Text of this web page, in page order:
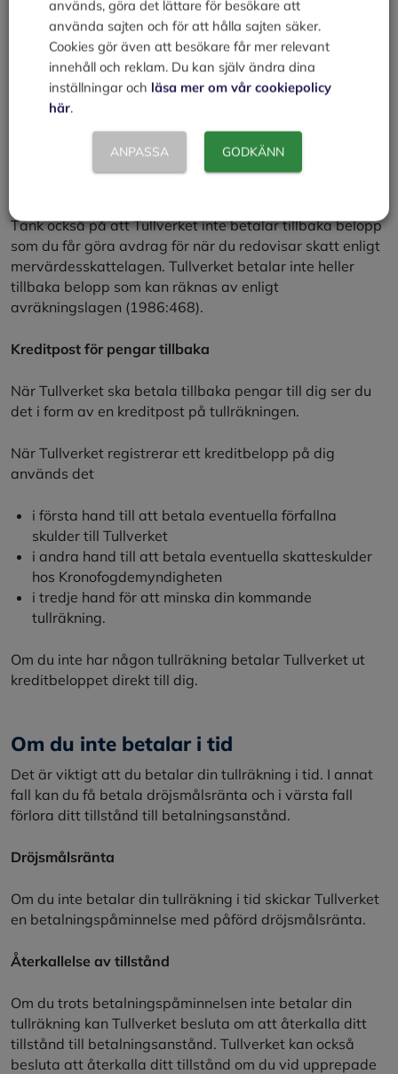
Kontakta Tullverket för att ta reda på vilken tidsfrist som
gäller just ditt ärende.
Betala ändå
begär ändring. Om din begäran leder till att Tullverket
ändrar sitt beslut får du tillbaka det inbetalade beloppet
Tänk också på att Tullverket inte betalar tillbaka belopp
som du får göra avdrag för när du redovisar skatt enligt
mervärdesskattelagen. Tullverket betalar inte heller
tillbaka belopp som kan räknas av enligt
avräkningslagen (1986:468).
Kreditpost för pengar tillbaka
När Tullverket ska betala tillbaka pengar till dig ser du
det i form av en kreditpost på tullräkningen.
När Tullverket registrerar ett kreditbelopp på dig
används det
i första hand till att betala eventuella förfallna
skulder till Tullverket
i andra hand till att betala eventuella skatteskulder
hos Kronofogdemyndigheten
i tredje hand för att minska din kommande
tullräkning.
Om du inte har någon tullräkning betalar Tullverket ut
kreditbeloppet direkt till dig.
Om du inte betalar i tid
Det är viktigt att du betalar din tullräkning i tid. I annat
fall kan du få betala dröjsmålsränta och i värsta fall
förlora ditt tillstånd till betalningsanstånd.
Dröjsmålsränta
Om du inte betalar din tullräkning i tid skickar Tullverket
en betalningspåminnelse med påförd dröjsmålsränta.
Återkallelse av tillstånd
Om du trots betalningspåminnelsen inte betalar din
tullräkning kan Tullverket besluta om att återkalla ditt
tillstånd till betalningsanstånd. Tullverket kan också
besluta att återkalla ditt tillstånd om du vid upprepade
används, göra det lättare för besökare att
använda sajten och för att hålla sajten säker.
Cookies gör även att besökare får mer relevant
innehåll och reklam. Du kan själv ändra dina
inställningar och läsa mer om vår cookiepolicy
här.
ANPASSA GODKÄNN